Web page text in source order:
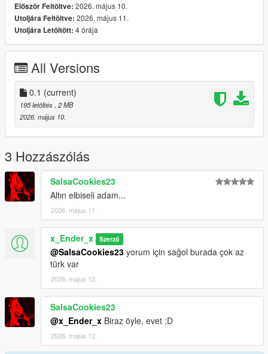
Français
Je place les fichiers lowr_diff_019_a_uni.ytd et
uppr_diff_027_a_uni.ytd dans ce répertoire :
player_zero.
Merci.
-Version-0.1
-Only Add A Outfit For Game
Future:
Maybe I can Add Telekinesis and a mission for get this cloth
Thanks For Downloading My Mod :)
Először Feltöltve: 2026. május 10.
Utoljára Feltöltve: 2026. május 11.
Utoljára Letöltött: 4 órája
All Versions
0.1 (current)
195 letöltés , 2 MB
2026. május 10.
3 Hozzászólás
SalsaCookies23
Altın elbiseli adam...
2026. május 11.
x_Ender_x Szerző
@SalsaCookies23 yorum için sağol burada çok az
türk var
2026. május 12.
SalsaCookies23
@x_Ender_x Biraz öyle, evet :D
2026. május 12.